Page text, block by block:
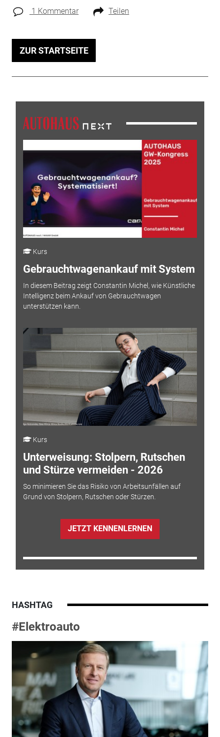
1 Kommentar Teilen
ZUR STARTSEITE
Kurs
Gebrauchtwagenankauf mit System
In diesem Beitrag zeigt Constantin Michel, wie Künstliche
Intelligenz beim Ankauf von Gebrauchtwagen
unterstützen kann.
Kurs
Unterweisung: Stolpern, Rutschen
und Stürze vermeiden - 2026
So minimieren Sie das Risiko von Arbeitsunfällen auf
Grund von Stolpern, Rutschen oder Stürzen.
JETZT KENNENLERNEN
HASHTAG
#Elektroauto